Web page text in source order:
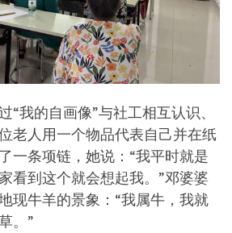
“我的自画像”与社工相互认识、
老人用一个物品代表自己并在纸
一条项链，她说：“我平时就是
看到这个就会想起我。”邓婆婆
现牛羊的景象：“我属牛，我就
。”